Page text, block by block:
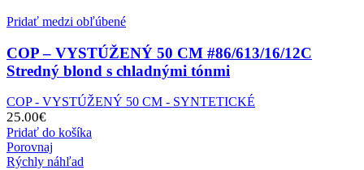
Pridať medzi obľúbené
COP – VYSTÚŽENÝ 50 CM #86/613/16/12C
Stredný blond s chladnými tónmi
COP - VYSTÚŽENÝ 50 CM - SYNTETICKÉ
25.00€
Pridať do košíka
Porovnaj
Rýchly náhľad